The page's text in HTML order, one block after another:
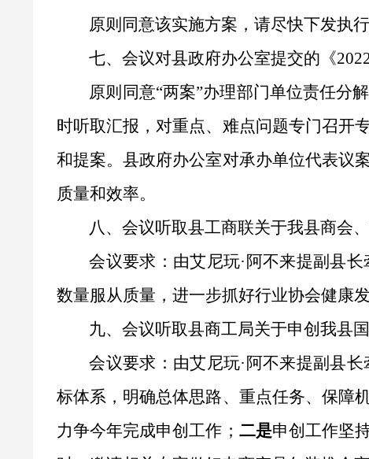
原则同意该实施方案，请尽快下发执
七、会议对县政府办公室提交的《
原则同意“两案”办理部门单位责任分
时听取汇报，对重点、难点问题专门召开
和提案。县政府办公室对承办单位代表议
质量和效率。
八、会议听取县工商联关于我县商会
会议要求： 由艾尼玩·阿不来提副县长
数量服从质量，进一步抓好行业协会健康
九、会议听取县商工局关于申创我县
会议要求： 由艾尼玩·阿不来提副县长
标体系，明确总体思路、重点任务、保障
力争今年完成申创工作 ； 二是申创工作坚